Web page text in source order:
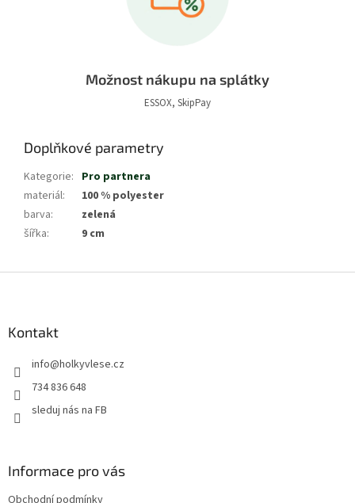
Možnost nákupu na splátky
ESSOX, SkipPay
Doplňkové parametry
Kategorie: Pro partnera
materiál:
100 % polyester
barva:
zelená
šířka: 9 cm
Kontakt
info@holkyvlese.cz
734 836 648
sleduj nás na FB
Informace pro vás
Obchodní podmínky